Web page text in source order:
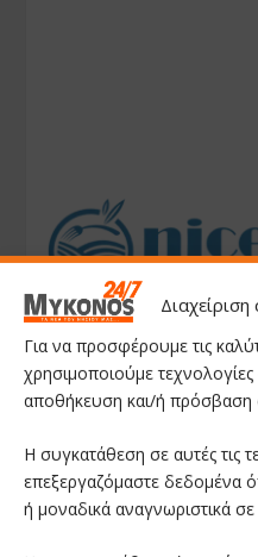
Για να προσφέρουμε τις
χρησιμοποιούμε
αποθήκευση και/ή πρόσβαση
Η συγκατάθεση σε αυτές τις
επεξεργαζόμαστε δεδομένα
ή μοναδικά αναγνωριστικά